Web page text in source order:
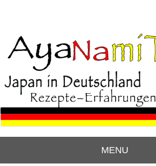
Ayanas Japan Blog
MENU